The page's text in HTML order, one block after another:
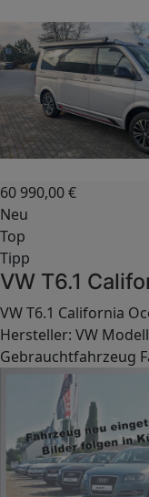
60 990,00€
Neu
Top
Tipp
VW T6.1
VW T6.1 California
Hersteller: VW
Gebrauchtfahrzeug